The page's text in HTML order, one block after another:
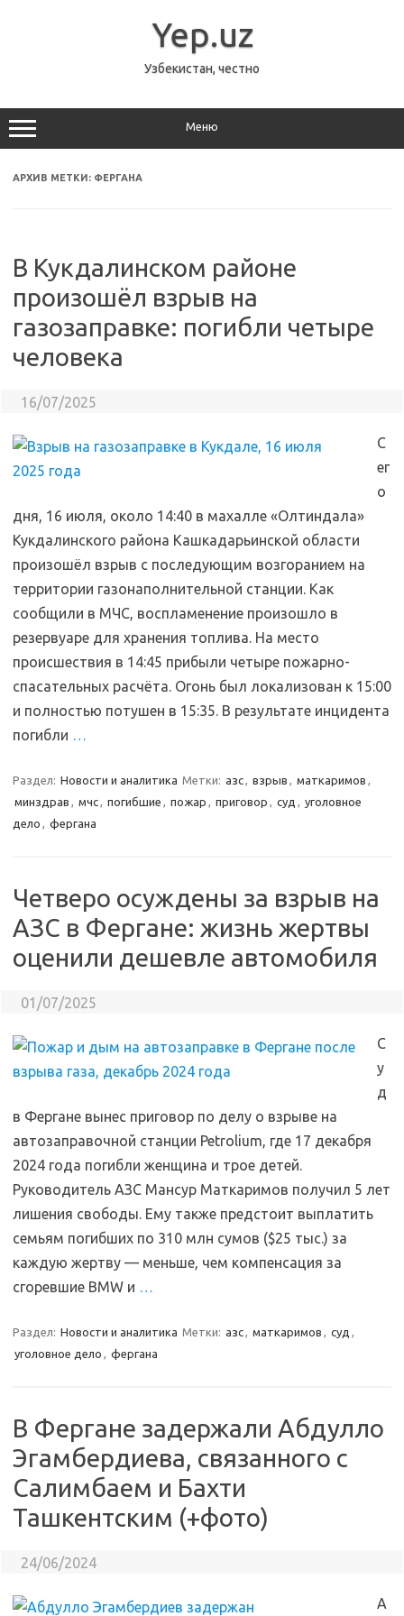
Yep.uz
Узбекистан, честно
Меню
АРХИВ МЕТКИ: ФЕРГАНА
В Кукдалинском районе
произошёл взрыв на
газозаправке: погибли четыре
человека
16/07/2025
С
ег
о
дня, 16 июля, около 14:40 в махалле «Олтиндала»
Кукдалинского района Кашкадарьинской области
произошёл взрыв с последующим возгоранием на
территории газонаполнительной станции. Как
сообщили в МЧС, воспламенение произошло в
резервуаре для хранения топлива. На место
происшествия в 14:45 прибыли четыре пожарно-
спасательных расчёта. Огонь был локализован к 15:00
и полностью потушен в 15:35. В результате инцидента
погибли …
Раздел: Новости и аналитика Метки: азс, взрыв , маткаримов ,
минздрав , мчс, погибшие , пожар , приговор , суд , уголовное
дело , фергана
Четверо осуждены за взрыв на
АЗС в Фергане: жизнь жертвы
оценили дешевле автомобиля
01/07/2025
С
у
д
в Фергане вынес приговор по делу о взрыве на
автозаправочной станции Petrolium, где 17 декабря
2024 года погибли женщина и трое детей.
Руководитель АЗС Мансур Маткаримов получил 5 лет
лишения свободы. Ему также предстоит выплатить
семьям погибших по 310 млн сумов ($25 тыс.) за
каждую жертву — меньше, чем компенсация за
сгоревшие BMW и …
Раздел: Новости и аналитика Метки: азс, маткаримов , суд ,
уголовное дело , фергана
В Фергане задержали Абдулло
Эгамбердиева, связанного с
Салимбаем и Бахти
Ташкентским (+фото)
24/06/2024
А